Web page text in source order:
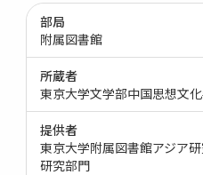
部局
附属図書館
所蔵者
東京大学文学部中国思想文
提供者
東京大学附属図書館アジア
研究部門